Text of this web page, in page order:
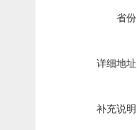
省
详细地
补充说